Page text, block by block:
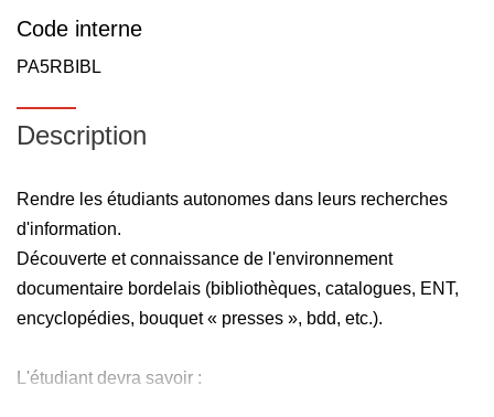
Code interne
PA5RBIBL
Description
Rendre les étudiants autonomes dans leurs recherches
d'information.
Découverte et connaissance de l'environnement
documentaire bordelais (bibliothèques, catalogues, ENT,
encyclopédies, bouquet « presses », bdd, etc.).
L'étudiant devra savoir :